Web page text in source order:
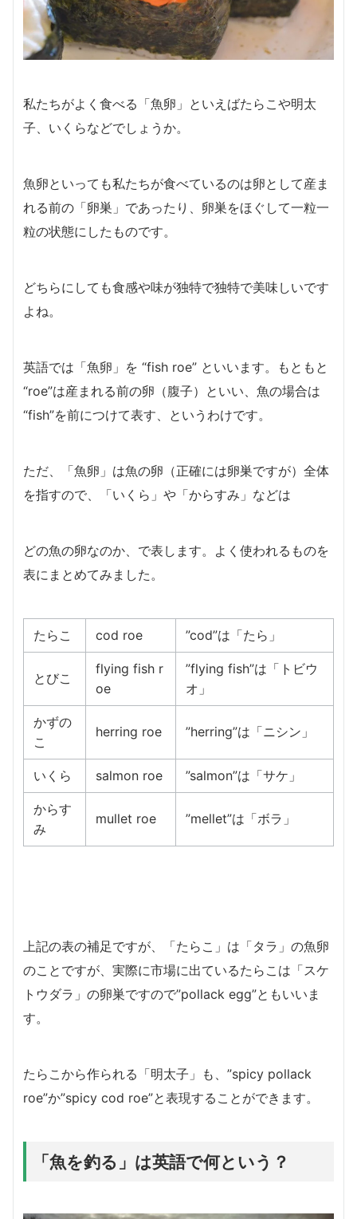
私たちがよく食べる「魚卵」といえばたらこや明太
子、いくらなどでしょうか。
魚卵といっても私たちが食べているのは卵として産ま
れる前の「卵巣」であったり、卵巣をほぐして一粒一
粒の状態にしたものです。
どちらにしても食感や味が独特で独特で美味しいです
よね。
英語では「魚卵」を “fish roe” といいます。もともと
“roe”は産まれる前の卵（腹子）といい、魚の場合は
“fish”を前につけて表す、というわけです。
ただ、「魚卵」は魚の卵（正確には卵巣ですが）全体
を指すので、「いくら」や「からすみ」などは
どの魚の卵なのか、で表します。よく使われるものを
表にまとめてみました。
たらこ cod roe ”cod”は「たら」
とびこ
flying fish r
oe
”flying fish”は「トビウ
オ」
かずの
こ
herring roe ”herring”は「ニシン」
いくら salmon roe ”salmon”は「サケ」
からす
み
mullet roe ”mellet”は「ボラ」
上記の表の補足ですが、「たらこ」は「タラ」の魚卵
のことですが、実際に市場に出ているたらこは「スケ
トウダラ」の卵巣ですので”pollack egg”ともいいま
す。
たらこから作られる「明太子」も、”spicy pollack
roe”か”spicy cod roe”と表現することができます。
「魚を釣る」は英語で何という？